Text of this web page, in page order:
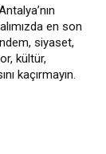
en son
siyaset,
kültür,
kaçırmayın.